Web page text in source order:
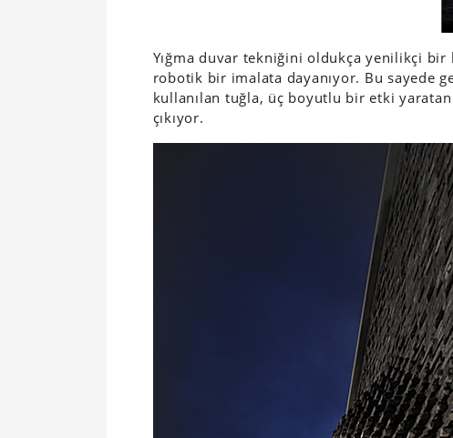
Yığma duvar tekniğini oldukça yenilikçi bir
robotik bir imalata dayanıyor. Bu sayede
kullanılan tuğla, üç boyutlu bir etki
çıkıyor.